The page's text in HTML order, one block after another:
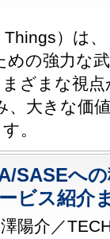
Things）は
めの強力な
ざまな視
、大きな価
。
SASEへ
ビス紹介
陽介／